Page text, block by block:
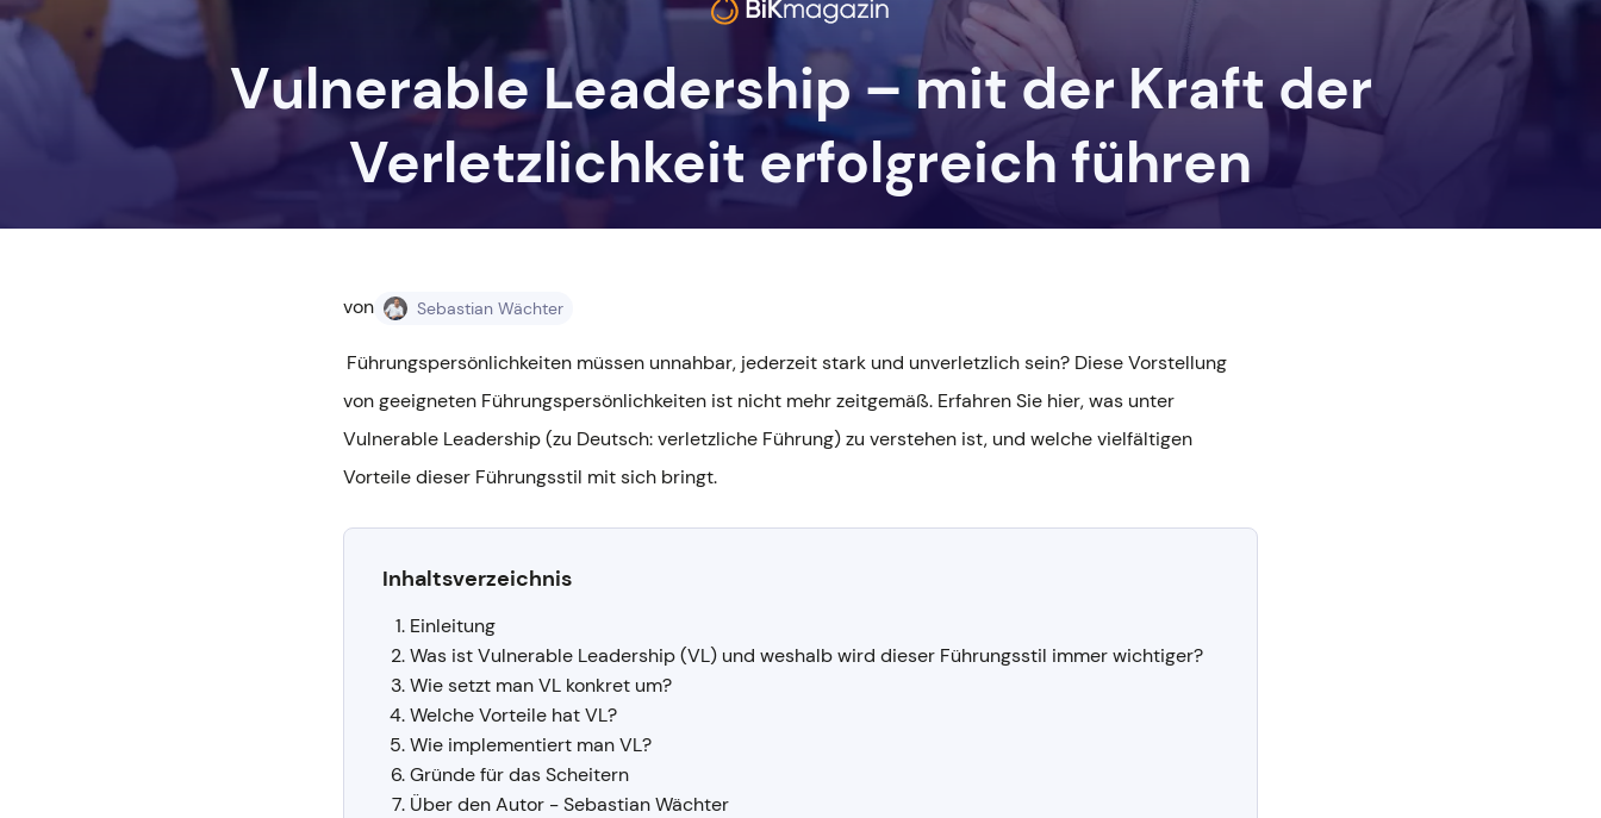
Vulnerable Leadership – mit der Kraft der
Verletzlichkeit erfolgreich führen
von Sebastian Wächter
Führungspersönlichkeiten müssen unnahbar, jederzeit stark und unverletzlich sein? Diese Vorstellung
von geeigneten Führungspersönlichkeiten ist nicht mehr zeitgemäß. Erfahren Sie hier, was unter
Vulnerable Leadership (zu Deutsch: verletzliche Führung) zu verstehen ist, und welche vielfältigen
Vorteile dieser Führungsstil mit sich bringt.
Inhaltsverzeichnis
Einleitung
Was ist Vulnerable Leadership (VL) und weshalb wird dieser Führungsstil immer wichtiger?
Wie setzt man VL konkret um?
Welche Vorteile hat VL?
Wie implementiert man VL?
Gründe für das Scheitern
Über den Autor - Sebastian Wächter